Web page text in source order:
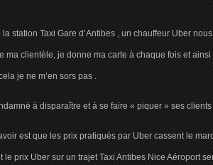
station Taxi Gare d’Antibes , un chauffeur Uber
ma clientèle, je donne ma carte à chaque fois et
je ne m’en sors pas .
à disparaître et à se faire « piquer » ses
est que les prix pratiqués par Uber cassent le
le prix Uber sur un trajet Taxi Antibes Nice Aéroport